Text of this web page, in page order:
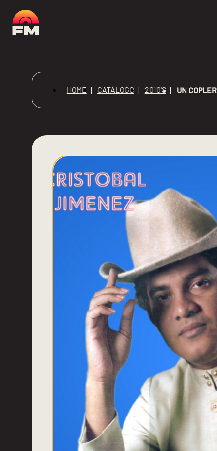
HOME CATÁLOGO 2010'S UN